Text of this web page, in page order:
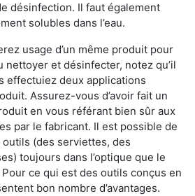
désinfection. Il faut également
solubles dans l’eau.
usage d’un même produit pour
nettoyer et désinfecter, notez qu’il
effectuiez deux applications
Assurez-vous d’avoir fait un
en vous référant bien sûr aux
par le fabricant. Il est possible de
(des serviettes, des
toujours dans l’optique que le
ce qui est des outils conçus en
bon nombre d’avantages.